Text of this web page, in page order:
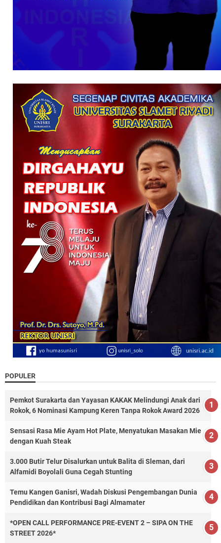
POPULER
Pemkot Surakarta dan Yayasan KAKAK Melindungi Anak dari
Rokok, 6 Nominasi Kampung Keren Tanpa Rokok Award 2026
Sensasi Rasa Mie Ayam Hot Plate, Menyatukan Masakan Mie
dengan Kuah Steak
3.000 Butir Telur Disalurkan untuk Balita di Sleman, dari
Alfamidi Boyolali Guna Cegah Stunting
Temu Kangen Ganisri, Wadah Diskusi Pengembangan Dunia
Pendidikan dan Kontribusi Bagi Almamater
*OPEN CALL PERFORMANCE PRE-EVENT 2 – SIPA ON THE
STREET 2026*